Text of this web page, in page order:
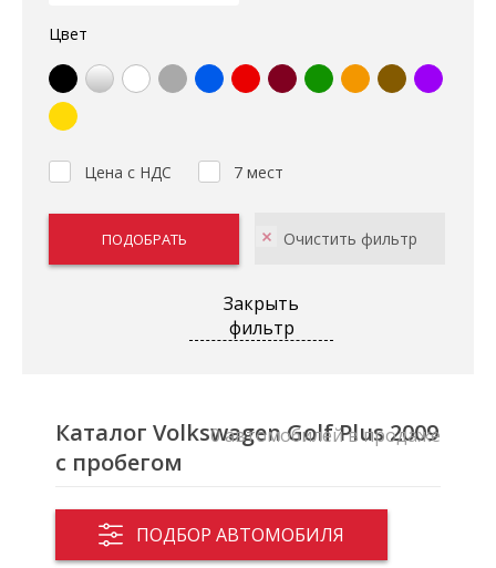
Цвет
Цена с НДС 7 мест
Закрыть
фильтр
Каталог Volkswagen Golf Plus 2009
с пробегом
ПОДБОР АВТОМОБИЛЯ
0 автомобилей в продаже